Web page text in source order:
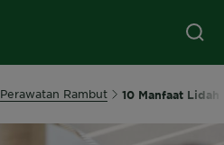
Perawatan Rambut 10 Manfaat